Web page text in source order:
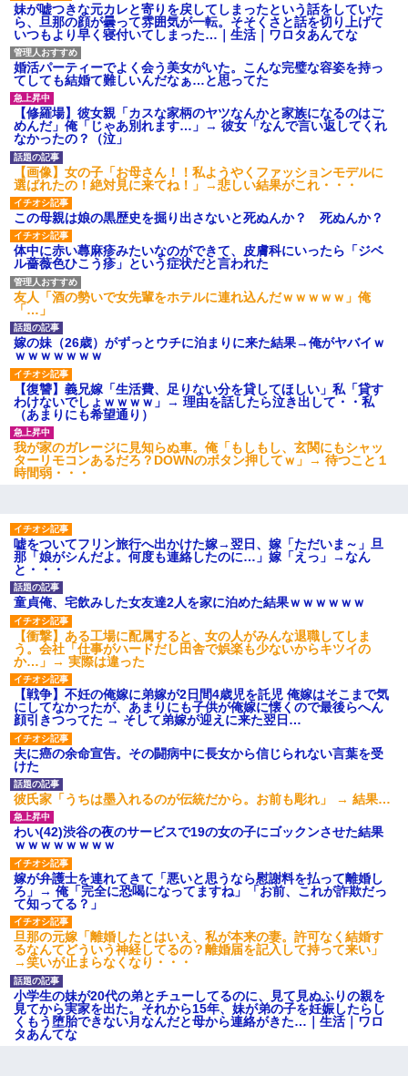
妹が嘘つきな元カレと寄りを戻してしまったという話をしていた
ら、旦那の顔が曇って雰囲気が一転。そそくさと話を切り上げて
いつもより早く寝付いてしまった…｜生活｜ワロタあんてな
婚活パーティーでよく会う美女がいた。こんな完璧な容姿を持っ
てしても結婚て難しいんだなぁ…と思ってた
【修羅場】彼女親「カスな家柄のヤツなんかと家族になるのはご
めんだ」俺「じゃあ別れます…」→ 彼女「なんで言い返してくれ
なかったの？（泣」
【画像】女の子「お母さん！！私ようやくファッションモデルに
選ばれたの！絶対見に来てね！」→悲しい結果がこれ・・・
この母親は娘の黒歴史を掘り出さないと死ぬんか？ 死ぬんか？
体中に赤い蕁麻疹みたいなのができて、皮膚科にいったら「ジベ
ル薔薇色ひこう疹」という症状だと言われた
友人「酒の勢いで女先輩をホテルに連れ込んだｗｗｗｗｗ」俺
「…」
嫁の妹（26歳）がずっとウチに泊まりに来た結果→俺がヤバイｗ
ｗｗｗｗｗｗｗ
【復讐】義兄嫁「生活費、足りない分を貸してほしい」私「貸す
わけないでしょｗｗｗｗ」→ 理由を話したら泣き出して・・私
（あまりにも希望通り）
我が家のガレージに見知らぬ車。俺「もしもし、玄関にもシャッ
ターリモコンあるだろ？DOWNのボタン押してｗ」→ 待つこと１
時間弱・・・
嘘をついてフリン旅行へ出かけた嫁→翌日、嫁「ただいま～」旦
那「娘がシんだよ。何度も連絡したのに…」嫁「えっ」→なん
と・・・
童貞俺、宅飲みした女友達2人を家に泊めた結果ｗｗｗｗｗｗ
【衝撃】ある工場に配属すると、女の人がみんな退職してしま
う。会社「仕事がハードだし田舎で娯楽も少ないからキツイの
か…」→ 実際は違った
【戦争】不妊の俺嫁に弟嫁が2日間4歳児を託児 俺嫁はそこまで気
にしてなかったが、あまりにも子供が俺嫁に懐くので最後らへん
顔引きつってた → そして弟嫁が迎えに来た翌日…
夫に癌の余命宣告。その闘病中に長女から信じられない言葉を受
けた
彼氏家「うちは墨入れるのが伝統だから。お前も彫れ」 → 結果…
わい(42)渋谷の夜のサービスで19の女の子にゴックンさせた結果
ｗｗｗｗｗｗｗｗ
嫁が弁護士を連れてきて「悪いと思うなら慰謝料を払って離婚し
ろ」→ 俺「完全に恐喝になってますね」「お前、これが詐欺だっ
て知ってる？」
旦那の元嫁「離婚したとはいえ、私が本来の妻。許可なく結婚す
るなんてどういう神経してるの？離婚届を記入して持って来い」
→笑いが止まらなくなり・・・
小学生の妹が20代の弟とチューしてるのに、見て見ぬふりの親を
見てから実家を出た。それから15年、妹が弟の子を妊娠したらし
くもう堕胎できない月なんだと母から連絡がきた…｜生活｜ワロ
タあんてな